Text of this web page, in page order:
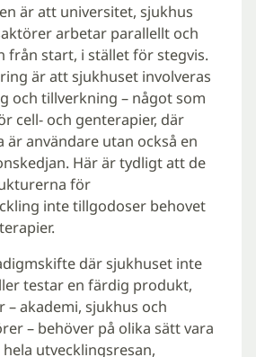
är att universitet, sjukhus
arbetar parallellt och
från start, i stället för stegvis.
är att sjukhuset involveras
och tillverkning – något som
cell- och genterapier, där
är användare utan också en
Här är tydligt att de
för
inte tillgodoser behovet
där sjukhuset inte
testar en färdig produkt,
– akademi, sjukhus och
– behöver på olika sätt vara
utvecklingsresan,